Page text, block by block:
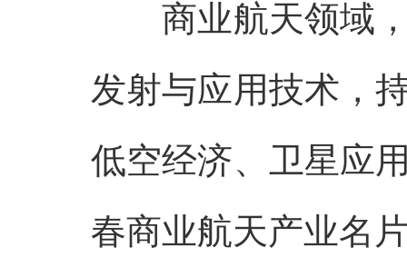
商业航天领域
发射与应用技术，
低空经济、卫星应
春商业航天产业名